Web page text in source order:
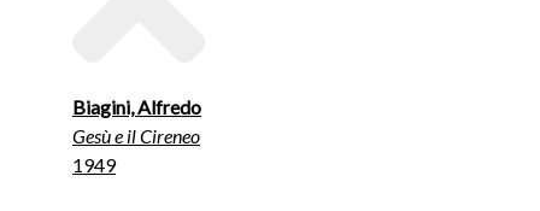
Biagini, Alfredo
Gesù e il Cireneo
1949